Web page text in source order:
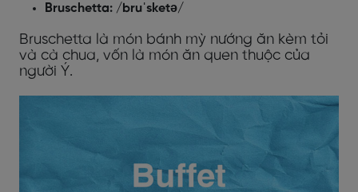
Bruschetta: /bruˈsketə/
Bruschetta là món bánh mỳ nướng ăn kèm tỏi
và cà chua, vốn là món ăn quen thuộc của
người Ý.